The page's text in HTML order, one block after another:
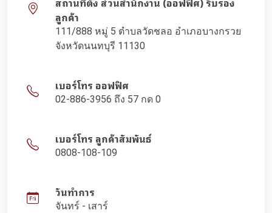
ลูกค้า
111/888 หมู่ 5 ตำบลวัดชลอ อำเภอบางกรวย
จังหวัดนนทบุรี 11130
เบอร์โทร ออฟฟิศ
02-886-3956 ถึง 57 กด 0
เบอร์โทร ลูกค้าสัมพันธ์
0808-108-109
วันทำการ
จันทร์ - เสาร์